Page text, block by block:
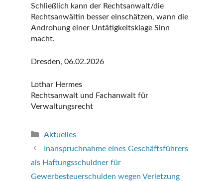
Schließlich kann der Rechtsanwalt/die
Rechtsanwältin besser einschätzen, wann die
Androhung einer Untätigkeitsklage Sinn
macht.
Dresden, 06.02.2026
Lothar Hermes
Rechtsanwalt und Fachanwalt für
Verwaltungsrecht
Kategorien
Aktuelles
Inanspruchnahme eines Geschäftsführers
als Haftungsschuldner für
Gewerbesteuerschulden wegen Verletzung